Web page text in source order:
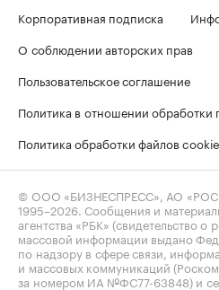
Корпоративная подписка
О соблюдении авторских прав
Пользовательское соглашение
Политика в отношении обработки
Политика обработки файлов cookie
© ООО «БИЗНЕСПРЕСС», АО
1995–2026 . Сообщения и
агентства «РБК» (свидетельство о
массовой информации выдано
по надзору в сфере связи,
и массовых коммуникаций
за номером ИА №ФС77-63848) и